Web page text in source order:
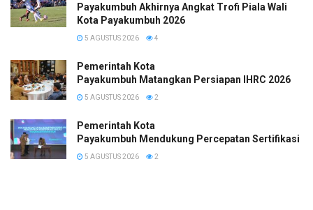
Payakumbuh Akhirnya Angkat Trofi Piala Wali
Kota Payakumbuh 2026
5 AGUSTUS 2026 4
Pemerintah Kota
Payakumbuh Matangkan Persiapan IHRC 2026
5 AGUSTUS 2026 2
Pemerintah Kota
Payakumbuh Mendukung Percepatan Sertifikasi
5 AGUSTUS 2026 2